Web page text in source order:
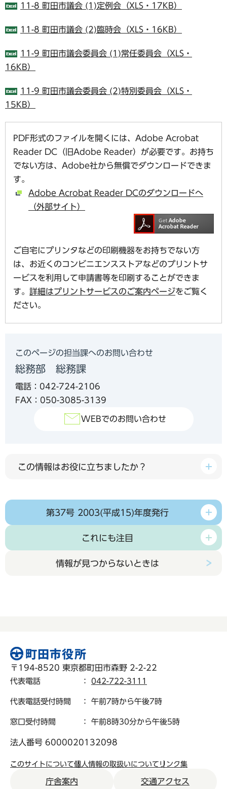
11-8 町田市議会 (1)定例会（XLS・17KB）
11-8 町田市議会 (2)臨時会（XLS・16KB）
11-9 町田市議会委員会 (1)常任委員会（XLS・
16KB）
11-9 町田市議会委員会 (2)特別委員会（XLS・
15KB）
PDF形式のファイルを開くには、Adobe Acrobat
Reader DC（旧Adobe Reader）が必要です。お持ち
でない方は、Adobe社から無償でダウンロードできま
す。
Adobe Acrobat Reader DCのダウンロードへ
（外部サイト）
ご自宅にプリンタなどの印刷機器をお持ちでない方
は、お近くのコンビニエンスストアなどのプリントサ
ービスを利用して申請書等を印刷することができま
す。 詳細はプリントサービスのご案内ページをご覧く
ださい。
このページの担当課へのお問い合わせ
総務部 総務課
電話：042-724-2106
FAX：050-3085-3139
WEBでのお問い合わせ
この情報はお役に立ちましたか？
第37号 2003(平成15)年度発行
これにも注目
情報が見つからないときは
〒194-8520 東京都町田市森野 2-2-22
代表電話 ： 042-722-3111
代表電話受付時間 ： 午前7時から午後7時
窓口受付時間 ： 午前8時30分から午後5時
法人番号 6000020132098
このサイトについて個人情報の取扱いについて リンク集
庁舎案内 交通アクセス